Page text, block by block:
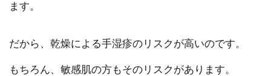
ます。
だから、乾燥による手湿疹のリスクが高いのです。
もちろん、敏感肌の方もそのリスクがあります。